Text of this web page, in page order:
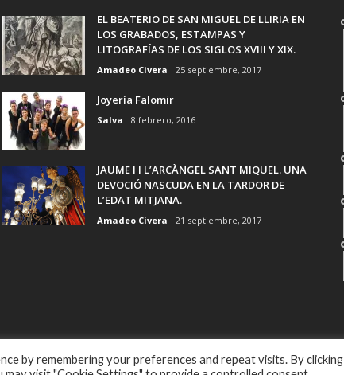
EL BEATERIO DE SAN MIGUEL DE LLIRIA EN
LOS GRABADOS, ESTAMPAS Y
LITOGRAFÍAS DE LOS SIGLOS XVIII Y XIX.
Amadeo Civera 25 septiembre, 2017
Joyería Falomir
Salva 8 febrero, 2016
JAUME I I L’ARCÀNGEL SANT MIQUEL. UNA
DEVOCIÓ NASCUDA EN LA TARDOR DE
L’EDAT MITJANA.
Amadeo Civera 21 septiembre, 2017
by remembering your preferences and repeat visits. By clicking